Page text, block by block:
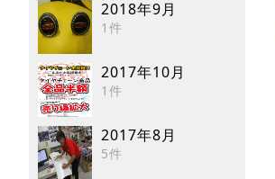
2018年9月
1件
2017年10月
1件
2017年8月
5件